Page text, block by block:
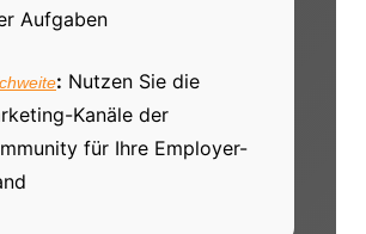
Aufgaben
: Nutzen Sie die
Kanäle der
für Ihre Employer-